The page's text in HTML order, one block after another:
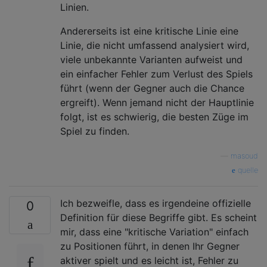
Linien.
Andererseits ist eine kritische Linie eine
Linie, die nicht umfassend analysiert wird,
viele unbekannte Varianten aufweist und
ein einfacher Fehler zum Verlust des Spiels
führt (wenn der Gegner auch die Chance
ergreift). Wenn jemand nicht der Hauptlinie
folgt, ist es schwierig, die besten Züge im
Spiel zu finden.
masoud
quelle
0
Ich bezweifle, dass es irgendeine offizielle
Definition für diese Begriffe gibt. Es scheint
mir, dass eine "kritische Variation" einfach
zu Positionen führt, in denen Ihr Gegner
aktiver spielt und es leicht ist, Fehler zu